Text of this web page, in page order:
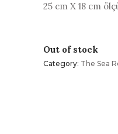
25 cm X 18 cm
Out of stock
Category: The Sea